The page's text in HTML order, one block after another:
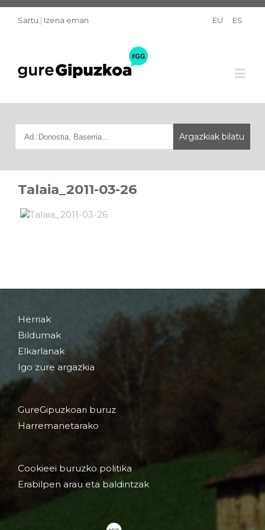
Sartu | Izena eman EU ES
Talaia_2011-03-26
Herriak
Bildumak
Elkarlanak
Igo zure argazkia
GureGipuzkoari buruz
Harremanetarako
Cookieei buruzko politika
Erabilpen arau eta baldintzak